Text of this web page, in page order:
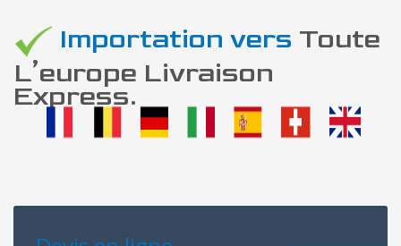
Importation vers Toute
L’europe Livraison
Express.